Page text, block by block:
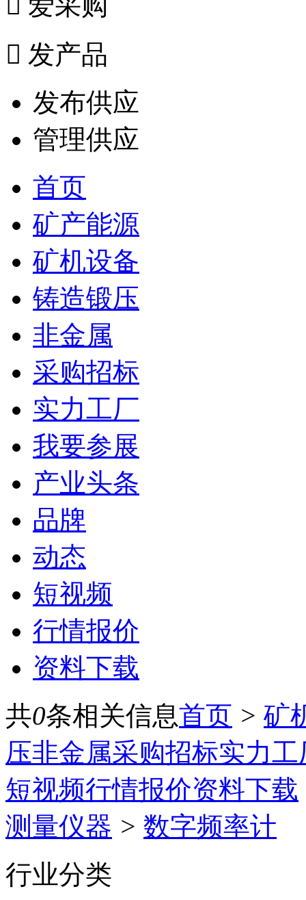
 发产品
发布供应
管理供应
首页
矿产能源
矿机设备
铸造锻压
非金属
采购招标
实力工厂
我要参展
产业头条
品牌
动态
短视频
行情报价
资料下载
共0条相关信息首页 > 矿
压非金属采购招标实力工
短视频行情报价资料下载
测量仪器 > 数字频率计
行业分类